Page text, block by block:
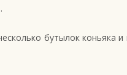
бутылок коньяка